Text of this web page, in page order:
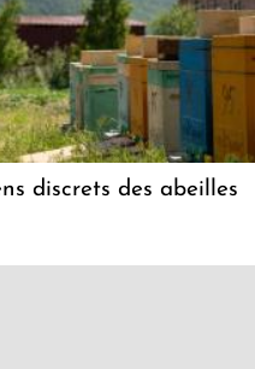
discrets des abeilles